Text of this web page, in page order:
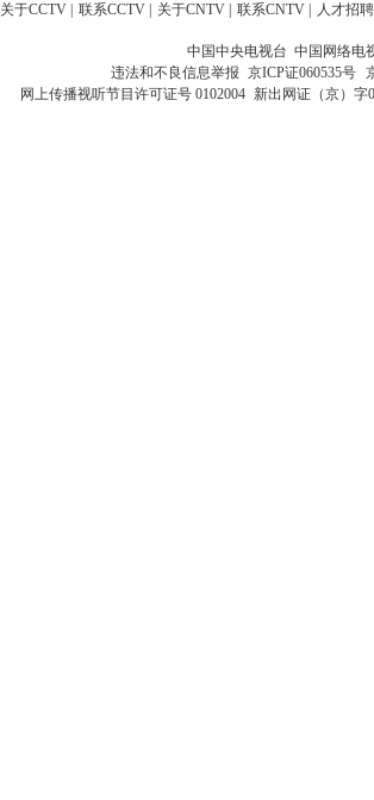
关于CCTV 联系CCTV 关于CNTV 联系CNTV 人才招聘
中国中央电视台 中国网络电
违法和不良信息举报 京ICP证060535号
网上传播视听节目许可证号 0102004 新出网证（京）